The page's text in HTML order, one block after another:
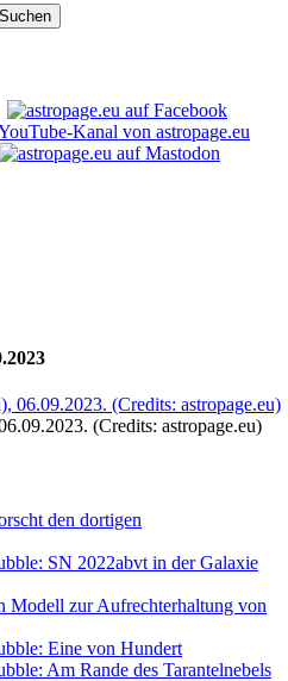
(Credits: astropage.eu)
den dortigen
SN 2022abvt in der Galaxie
Modell zur Aufrechterhaltung von
Eine von Hundert
Am Rande des Tarantelnebels